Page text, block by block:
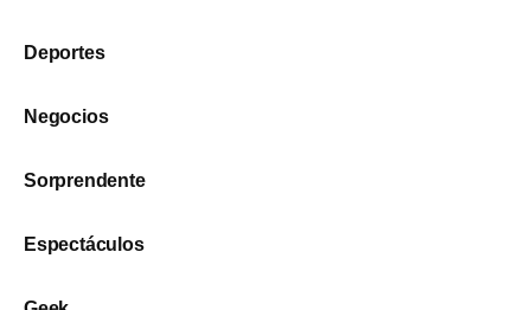
Deportes
Negocios
Sorprendente
Espectáculos